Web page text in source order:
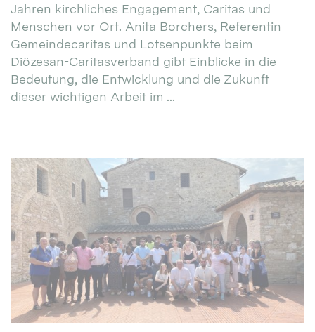
Jahren kirchliches Engagement, Caritas und
Menschen vor Ort. Anita Borchers, Referentin
Gemeindecaritas und Lotsenpunkte beim
Diözesan-Caritasverband gibt Einblicke in die
Bedeutung, die Entwicklung und die Zukunft
dieser wichtigen Arbeit im ...